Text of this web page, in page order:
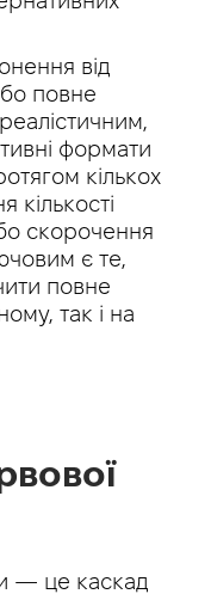
від
повне
формати
кількох
кількості
скорочення
є те,
повне
так і на
— це каскад